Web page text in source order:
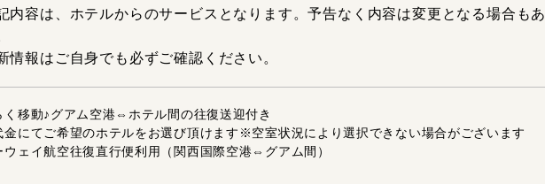
内容は、ホテルからのサービスとなります。予告なく内容は変更となる場合も
情報はご自身でも必ずご確認ください。
く移動♪グアム空港⇔ホテル間の往復送迎付き
金にてご希望のホテルをお選び頂けます※空室状況により選択できない場合がございます
ウェイ航空往復直行便利用（関西国際空港⇔グアム間）